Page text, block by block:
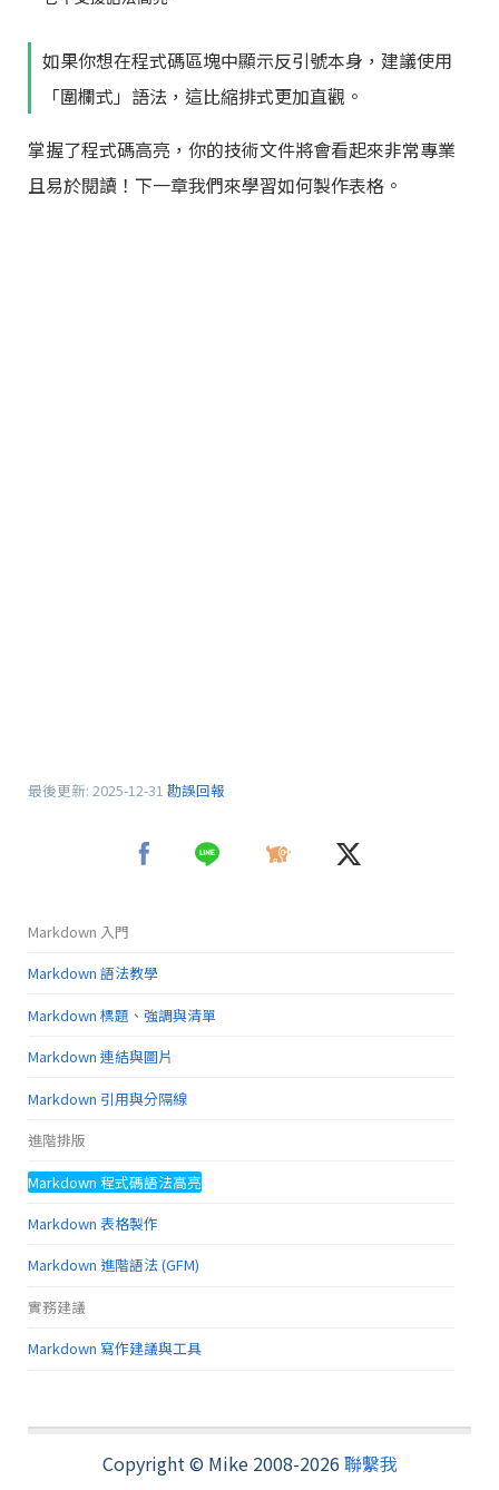
如果你想在程式碼區塊中顯示反引號本身，建議使用
「圍欄式」語法，這比縮排式更加直觀。
掌握了程式碼高亮，你的技術文件將會看起來非常專業
且易於閱讀！下一章我們來學習如何製作表格。
最後更新: 2025-12-31 勘誤回報
Markdown 入門
Markdown 語法教學
Markdown 標題、強調與清單
Markdown 連結與圖片
Markdown 引用與分隔線
進階排版
Markdown 程式碼語法高亮
Markdown 表格製作
Markdown 進階語法 (GFM)
實務建議
Markdown 寫作建議與工具
Copyright © Mike 2008-2026 聯繫我